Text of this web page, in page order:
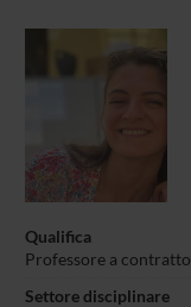
Qualifica
Professore a contratto
Settore disciplinare